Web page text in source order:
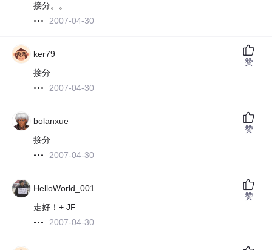
接分。。
2007-04-30
ker79
接分
2007-04-30
赞
bolanxue
接分
2007-04-30
赞
HelloWorld_001
走好！+ JF
2007-04-30
赞